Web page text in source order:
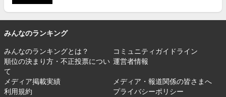
みんなのランキング
みんなのランキングとは？
コミュニティガイドライン
順位の決まり方・不正投票につい
て
運営者情報
メディア掲載実績
メディア・報道関係の皆さまへ
利用規約
プライバシーポリシー